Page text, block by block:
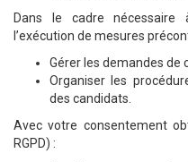
Dans le cadre nécessaire
l’exécution de mesures
Gérer les demandes de
Organiser les
des candidats.
Avec votre consentement
RGPD) :